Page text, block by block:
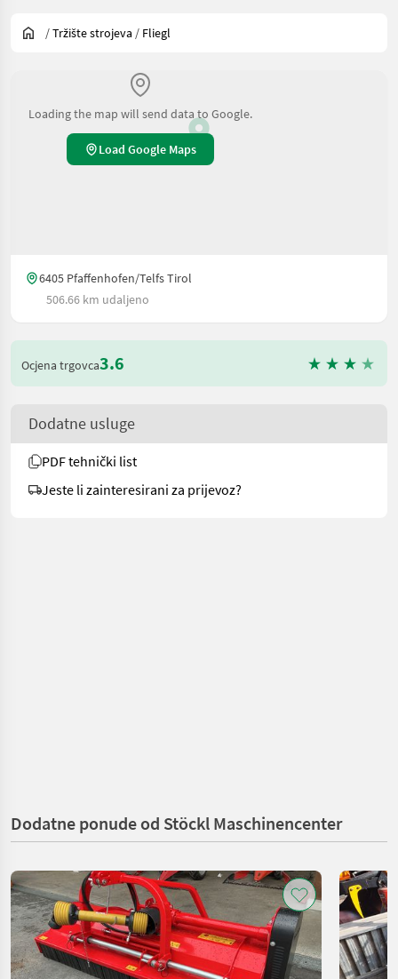
/Tržište strojeva / Fliegl
Loading the map will send data to Google.
Load Google Maps
6405 Pfaffenhofen/Telfs Tirol
506.66 km udaljeno
Ocjena trgovca3.6
Dodatne usluge
PDF tehnički list
Jeste li zainteresirani za prijevoz?
Dodatne ponude od Stöckl Maschinencenter